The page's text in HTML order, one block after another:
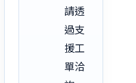
請透
過支
援工
單洽